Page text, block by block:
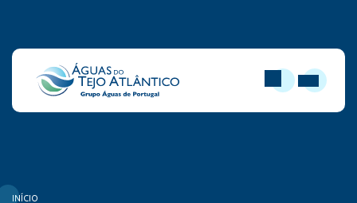
PESQUISAR
ABRIR
INÍCIO